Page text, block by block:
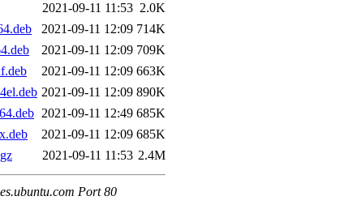
2021-09-11 11:53 2.0K
2021-09-11 12:09 714K
2021-09-11 12:09 709K
2021-09-11 12:09 663K
2021-09-11 12:09 890K
2021-09-11 12:49 685K
2021-09-11 12:09 685K
2021-09-11 11:53 2.4M
Port 80